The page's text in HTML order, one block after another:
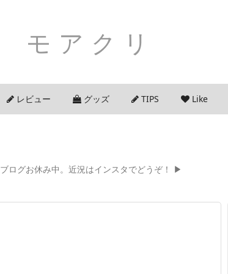
モアクリ
レビュー グッズ TIPS Like
ブログお休み中。近況はインスタでどうぞ！ ▶